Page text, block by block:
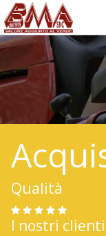
Qualità
I nostri